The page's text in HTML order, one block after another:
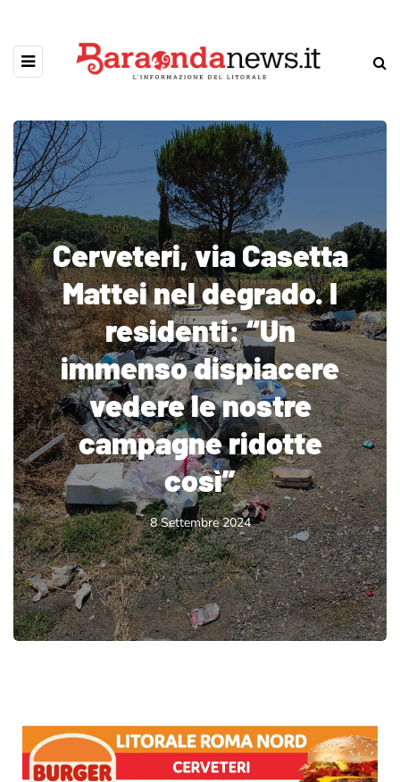
Cerveteri, via Casetta
Mattei nel degrado. I
residenti: “Un
immenso dispiacere
vedere le nostre
campagne ridotte
così”
8 Settembre 2024